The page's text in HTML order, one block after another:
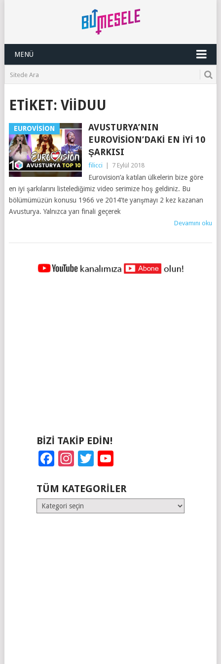
MENÜ
ETIKET: VIIDUU
EUROVISION
AVUSTURYA’NIN
EUROVISION’DAKI EN İYI 10
ŞARKISI
filicci 7 Eylül 2018
Eurovision’a katılan ülkelerin bize göre
en iyi şarkılarını listelediğimiz video serimize hoş geldiniz. Bu
bölümümüzün konusu 1966 ve 2014’te yarışmayı 2 kez kazanan
Avusturya. Yalnızca yarı finali geçerek
Devamını oku
YAZILAR
BIZI TAKIP EDIN!
Facebook
Instagram
Twitter
TÜM KATEGORILER
Tüm
Kategoriler